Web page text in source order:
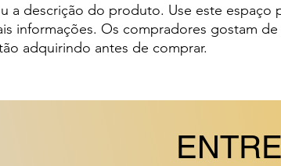
a descrição do produto. Use este espaço
informações. Os compradores gostam
adquirindo antes de comprar.